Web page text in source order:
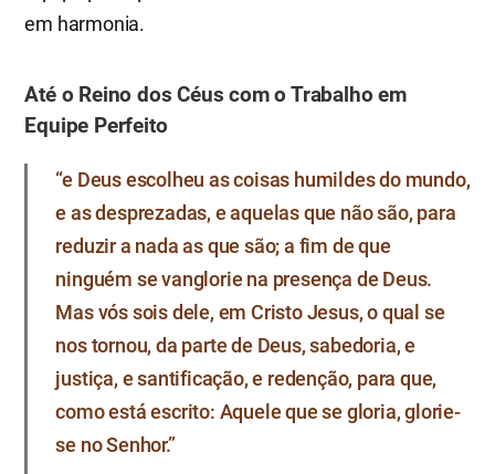
em harmonia.
Até o Reino dos Céus com o Trabalho em
Equipe Perfeito
“e Deus escolheu as coisas humildes do mundo,
e as desprezadas, e aquelas que não são, para
reduzir a nada as que são; a fim de que
ninguém se vanglorie na presença de Deus.
Mas vós sois dele, em Cristo Jesus, o qual se
nos tornou, da parte de Deus, sabedoria, e
justiça, e santificação, e redenção, para que,
como está escrito: Aquele que se gloria, glorie-
se no Senhor.”